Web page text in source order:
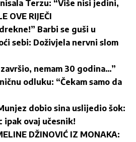
Terzu: “Više nisi jedini,
OVE RIJEČI
Barbi se guši u
sebi: Doživjela nervni slom
završio, nemam 30 godina…”
odluku: “Čekam samo da
dobio sina uslijedio šok:
ipak ovaj učesnik!
DŽINOVIĆ IZ MONAKA: